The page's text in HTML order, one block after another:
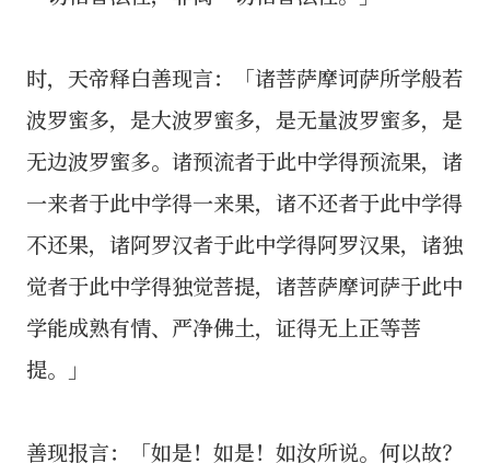
时，天帝释白善现言：「诸菩萨摩诃萨所学般若
波罗蜜多，是大波罗蜜多，是无量波罗蜜多，是
无边波罗蜜多。诸预流者于此中学得预流果，诸
一来者于此中学得一来果，诸不还者于此中学得
不还果，诸阿罗汉者于此中学得阿罗汉果，诸独
觉者于此中学得独觉菩提，诸菩萨摩诃萨于此中
学能成熟有情、严净佛土，证得无上正等菩
提。」
善现报言：「如是！如是！如汝所说。何以故？